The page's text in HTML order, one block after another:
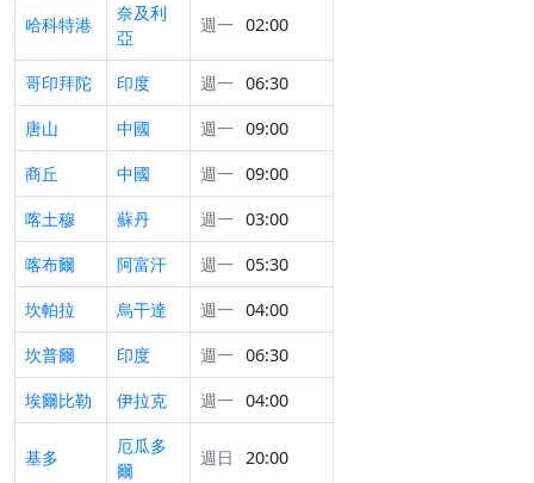
哈科特港
奈及利
亞
週一 02:00
哥印拜陀 印度 週一 06:30
唐山
中國 週一 09:00
商丘
中國 週一 09:00
喀土穆
蘇丹 週一 03:00
喀布爾
阿富汗 週一 05:30
坎帕拉
烏干達 週一 04:00
坎普爾
印度 週一 06:30
埃爾比勒
伊拉克 週一 04:00
基多
厄瓜多
爾
週日 20:00